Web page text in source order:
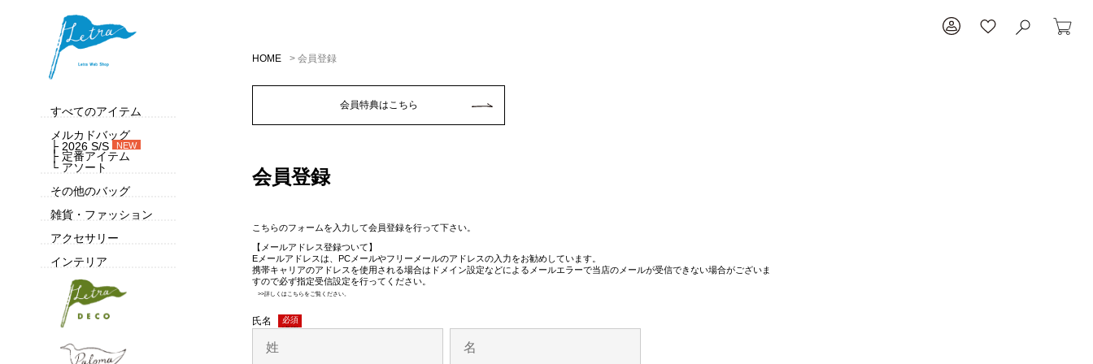
すべてのアイテム
メルカドバッグ
├ 2026 S/S
NEW
├ 定番アイテム
└ アソート
その他のバッグ
雑貨・ファッション
アクセサリー
インテリア
HOME 会員登録
会員特典はこちら
会員登録
こちらのフォームを入力して会員登録を行って下さい。
【メールアドレス登録ついて】
Eメールアドレスは、PCメールやフリーメールのアドレスの入力をお勧めしています。
携帯キャリアのアドレスを使用される場合はドメイン設定などによるメールエラーで当店のメールが受信できない場合がございま
すので必ず指定受信設定を行ってください。
>>詳しくはこちらをご覧ください。
氏名
(必須)